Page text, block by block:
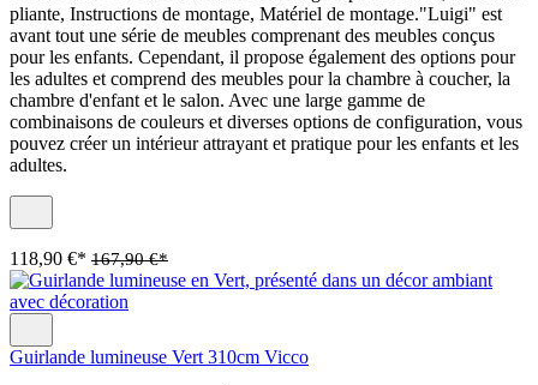
pliante, Instructions de montage, Matériel de montage."Luigi" est
avant tout une série de meubles comprenant des meubles conçus
pour les enfants. Cependant, il propose également des options pour
les adultes et comprend des meubles pour la chambre à coucher, la
chambre d'enfant et le salon. Avec une large gamme de
combinaisons de couleurs et diverses options de configuration, vous
pouvez créer un intérieur attrayant et pratique pour les enfants et les
adultes.
118,90 €* 167,90 €*
Guirlande lumineuse Vert 310cm Vicco